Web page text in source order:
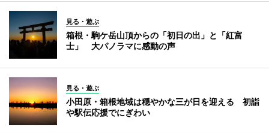
見る・遊ぶ
箱根・駒ケ岳山頂からの「初日の出」と「紅富
士」 大パノラマに感動の声
見る・遊ぶ
小田原・箱根地域は穏やかな三が日を迎える 初詣
や駅伝応援でにぎわい